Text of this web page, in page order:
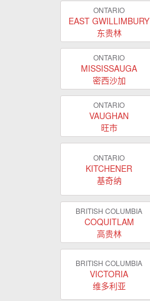
ONTARIO
EAST GWILLIMBURY
东贵林
ONTARIO
MISSISSAUGA
密西沙加
ONTARIO
VAUGHAN
旺市
ONTARIO
KITCHENER
基奇纳
BRITISH COLUMBIA
COQUITLAM
高贵林
BRITISH COLUMBIA
VICTORIA
维多利亚